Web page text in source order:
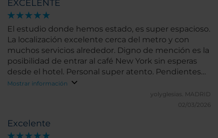
EXCELENTE
El estudio donde hemos estado, es super espacioso.
La localización excelente cerca del metro y con
muchos servicios alrededor. Digno de mención es la
posibilidad de entrar al café New York sin esperas
desde el hotel. Personal super atento. Pendientes
especialmente de la limpieza.
Mostrar información
yolyglesias. MADRID
02/03/2026
Excelente